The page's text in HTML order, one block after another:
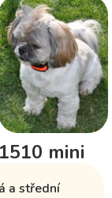
mini
a střední